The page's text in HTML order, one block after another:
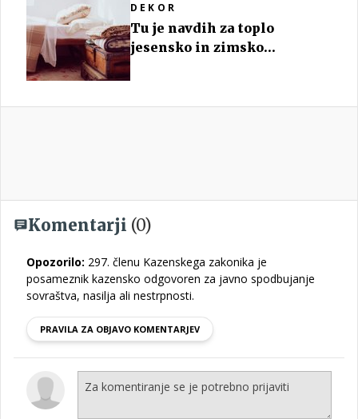
DEKOR
Tu je navdih za toplo
jesensko in zimsko
Komentarji (0)
Opozorilo: 297. členu Kazenskega zakonika je
posameznik kazensko odgovoren za javno spodbujanje
sovraštva, nasilja ali nestrpnosti.
PRAVILA ZA OBJAVO KOMENTARJEV